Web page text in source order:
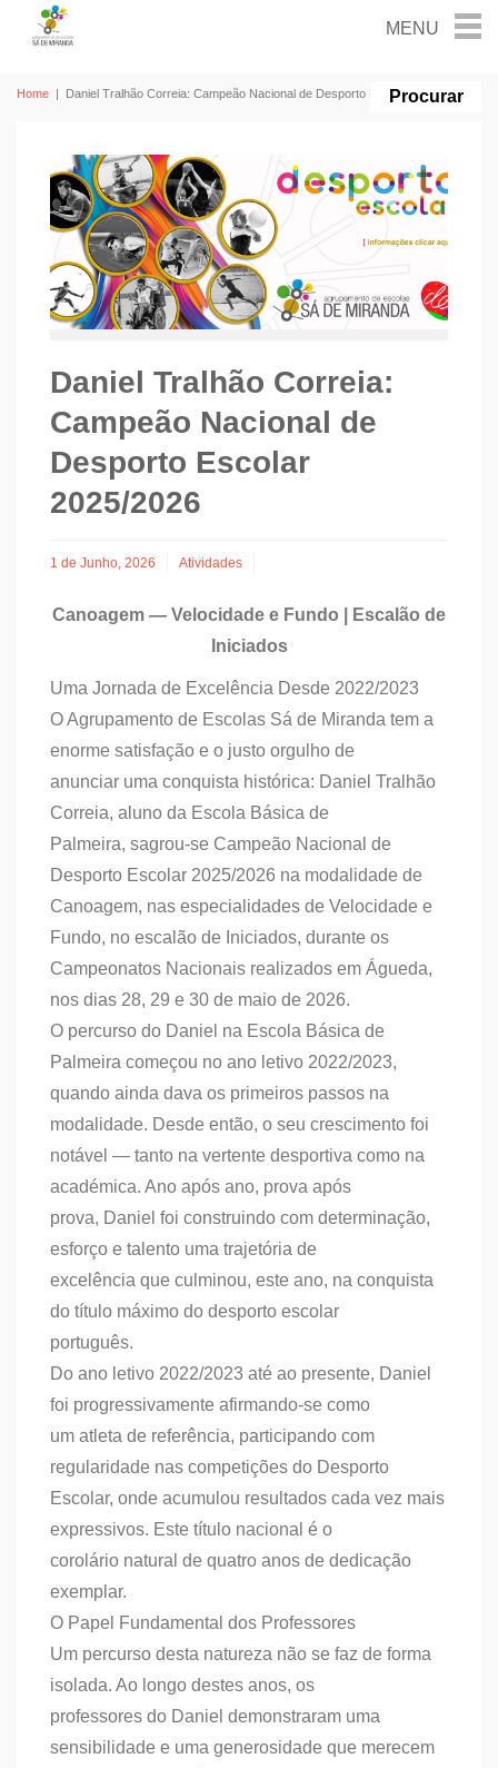
Home | Daniel Tralhão Correia: Campeão Nacional de Desporto Escolar 2025/2026
Daniel Tralhão Correia:
Campeão Nacional de
Desporto Escolar
2025/2026
1 de Junho, 2026 Atividades
Canoagem — Velocidade e Fundo | Escalão de
Iniciados
Uma Jornada de Excelência Desde 2022/2023
O Agrupamento de Escolas Sá de Miranda tem a
enorme satisfação e o justo orgulho de
anunciar uma conquista histórica: Daniel Tralhão
Correia, aluno da Escola Básica de
Palmeira, sagrou-se Campeão Nacional de
Desporto Escolar 2025/2026 na modalidade de
Canoagem, nas especialidades de Velocidade e
Fundo, no escalão de Iniciados, durante os
Campeonatos Nacionais realizados em Águeda,
nos dias 28, 29 e 30 de maio de 2026.
O percurso do Daniel na Escola Básica de
Palmeira começou no ano letivo 2022/2023,
quando ainda dava os primeiros passos na
modalidade. Desde então, o seu crescimento foi
notável — tanto na vertente desportiva como na
académica. Ano após ano, prova após
prova, Daniel foi construindo com determinação,
esforço e talento uma trajetória de
excelência que culminou, este ano, na conquista
do título máximo do desporto escolar
português.
Do ano letivo 2022/2023 até ao presente, Daniel
foi progressivamente afirmando-se como
um atleta de referência, participando com
regularidade nas competições do Desporto
Escolar, onde acumulou resultados cada vez mais
expressivos. Este título nacional é o
corolário natural de quatro anos de dedicação
exemplar.
O Papel Fundamental dos Professores
Um percurso desta natureza não se faz de forma
isolada. Ao longo destes anos, os
professores do Daniel demonstraram uma
sensibilidade e uma generosidade que merecem